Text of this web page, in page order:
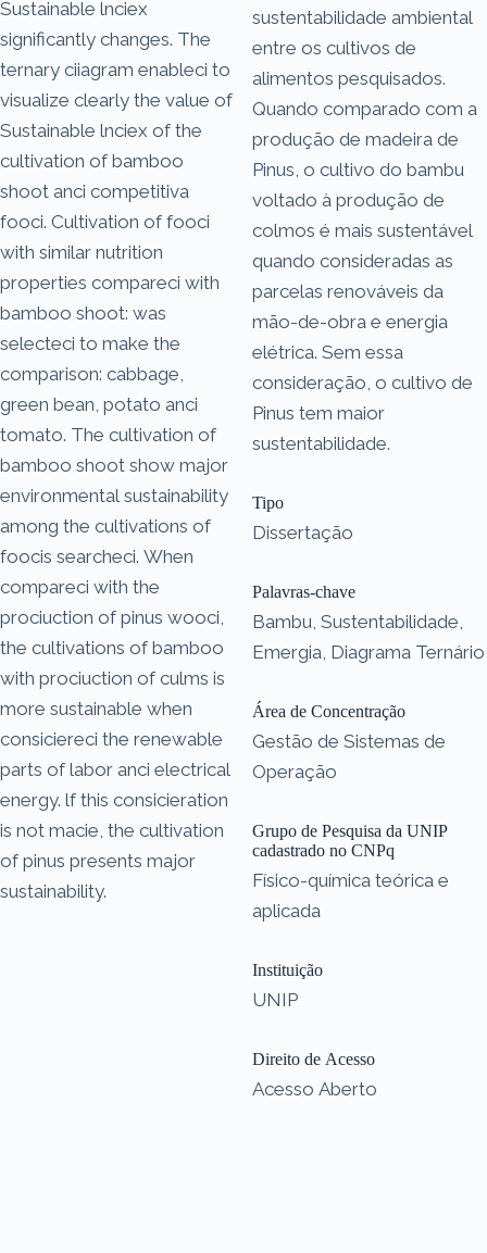
Sustainable lnciex
significantly changes. The
ternary ciiagram enableci to
visualize clearly the value of
Sustainable lnciex of the
cultivation of bamboo
shoot anci competitiva
fooci. Cultivation of fooci
with similar nutrition
properties compareci with
bamboo shoot: was
selecteci to make the
comparison: cabbage,
green bean, potato anci
tomato. The cultivation of
bamboo shoot show major
environmental sustainability
among the cultivations of
foocis searcheci. When
compareci with the
prociuction of pinus wooci,
the cultivations of bamboo
with prociuction of culms is
more sustainable when
consiciereci the renewable
parts of labor anci electrical
energy. lf this consicieration
is not macie, the cultivation
of pinus presents major
sustainability.
sustentabilidade ambiental
entre os cultivos de
alimentos pesquisados.
Quando comparado com a
produção de madeira de
Pinus, o cultivo do bambu
voltado à produção de
colmos é mais sustentável
quando consideradas as
parcelas renováveis da
mão-de-obra e energia
elétrica. Sem essa
consideração, o cultivo de
Pinus tem maior
sustentabilidade.
Tipo
Dissertação
Palavras-chave
Bambu, Sustentabilidade,
Emergia, Diagrama Ternário
Área de Concentração
Gestão de Sistemas de
Operação
Grupo de Pesquisa da UNIP
cadastrado no CNPq
Físico-química teórica e
aplicada
Instituição
UNIP
Direito de Acesso
Acesso Aberto